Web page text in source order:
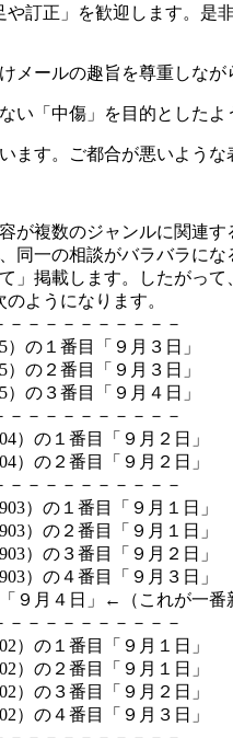
訂正」を歓迎します。是
ールの趣旨を尊重しなが
「中傷」を目的としたよ
す。ご都合が悪いような
が複数のジャンルに関連す
一の相談がバラバラに
掲載します。したがっ
のようになります。
－－－－－－－－－－
）の１番目「９月３日」
）の２番目「９月３日」
）の３番目「９月４日」
－－－－－－－－－－
）の１番目「９月２日」
）の２番目「９月２日」
－－－－－－－－－－
）の１番目「９月１日」
）の２番目「９月１日」
）の３番目「９月２日」
）の４番目「９月３日」
９月４日」←（これが一番
－－－－－－－－－－
）の１番目「９月１日」
）の２番目「９月１日」
）の３番目「９月２日」
）の４番目「９月３日」